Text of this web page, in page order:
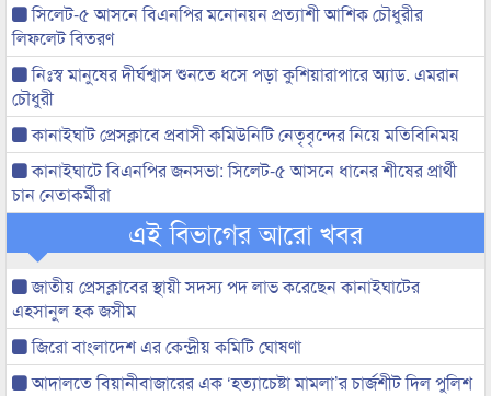
সিলেট-৫ আসনে বিএনপির মনোনয়ন প্রত্যাশী আশিক চৌধুরীর
লিফলেট বিতরণ
নিঃস্ব মানুষের দীর্ঘশ্বাস শুনতে ধসে পড়া কুশিয়ারাপারে অ্যাড. এমরান
চৌধুরী
কানাইঘাট প্রেসক্লাবে প্রবাসী কমিউনিটি নেতৃবৃন্দের নিয়ে মতিবিনিময়
কানাইঘাটে বিএনপির জনসভা: সিলেট-৫ আসনে ধানের শীষের প্রার্থী
চান নেতাকর্মীরা
এই বিভাগের আরো খবর
জাতীয় প্রেসক্লাবের স্থায়ী সদস্য পদ লাভ করেছেন কানাইঘাটের
এহসানুল হক জসীম
জিরো বাংলাদেশ এর কেন্দ্রীয় কমিটি ঘোষণা
আদালতে বিয়ানীবাজারের এক ‘হত্যাচেষ্টা মামলা’র চার্জশীট দিল পুলিশ